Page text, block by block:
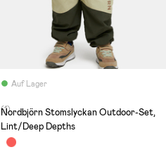
Auf Lager
(1)
Nordbjörn Stomslyckan Outdoor-Set,
Lint/Deep Depths